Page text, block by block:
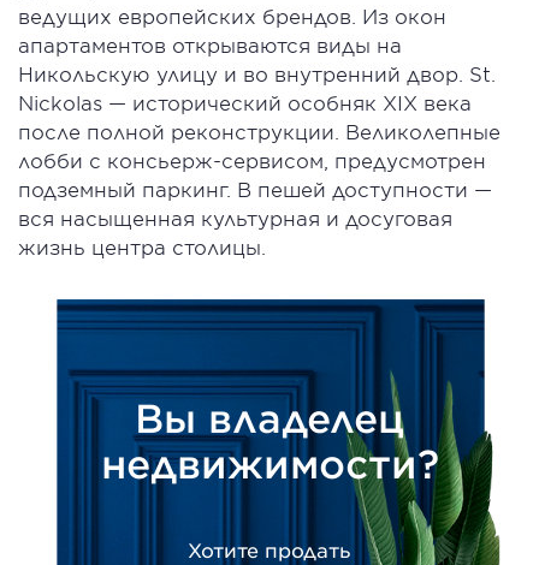
ведущих европейских брендов. Из окон
апартаментов открываются виды на
Никольскую улицу и во внутренний двор. St.
Nickolas — исторический особняк XIX века
после полной реконструкции. Великолепные
лобби с консьерж-сервисом, предусмотрен
подземный паркинг. В пешей доступности —
вся насыщенная культурная и досуговая
жизнь центра столицы.
Вы владелец
недвижимости?
Хотите продать